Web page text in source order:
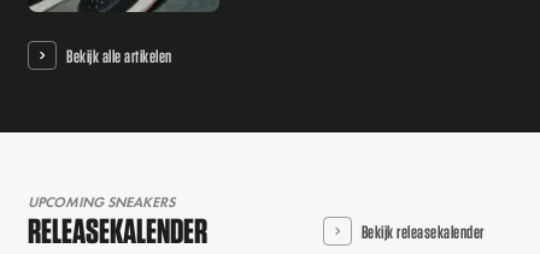
Bekijk alle artikelen
UPCOMING SNEAKERS
RELEASEKALENDER Bekijk releasekalender